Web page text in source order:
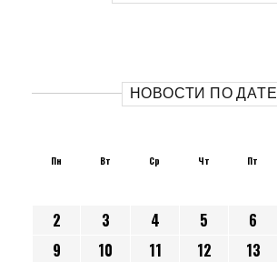
НОВОСТИ ПО ДАТЕ
Пн Вт Ср Чт Пт
2
3 4 5 6
9
10 11 12 13